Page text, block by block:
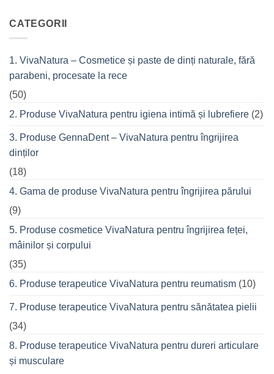
musculare
ale
VivaCalm
Fitness
de
care
seară
cu
în
oraș
CATEGORII
1. VivaNatura – Cosmetice și paste de dinți naturale, fără
parabeni, procesate la rece
(50)
2. Produse VivaNatura pentru igiena intimă și lubrefiere (2)
3. Produse GennaDent – VivaNatura pentru îngrijirea
dinților
(18)
4. Gama de produse VivaNatura pentru îngrijirea părului
(9)
5. Produse cosmetice VivaNatura pentru îngrijirea feței,
mâinilor și corpului
(35)
6. Produse terapeutice VivaNatura pentru reumatism (10)
7. Produse terapeutice VivaNatura pentru sănătatea pielii
(34)
8. Produse terapeutice VivaNatura pentru dureri articulare
și musculare